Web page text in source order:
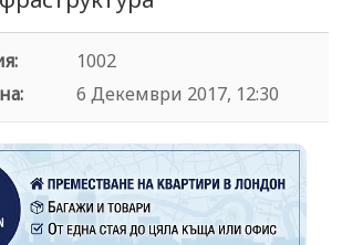
1002
6 Декември 2017, 12:30